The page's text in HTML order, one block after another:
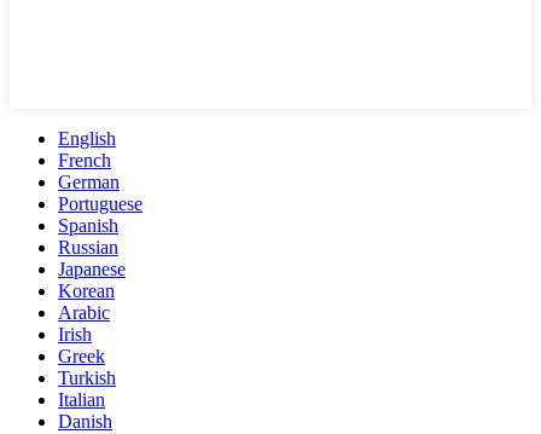
English
French
German
Portuguese
Spanish
Russian
Japanese
Korean
Arabic
Irish
Greek
Turkish
Italian
Danish